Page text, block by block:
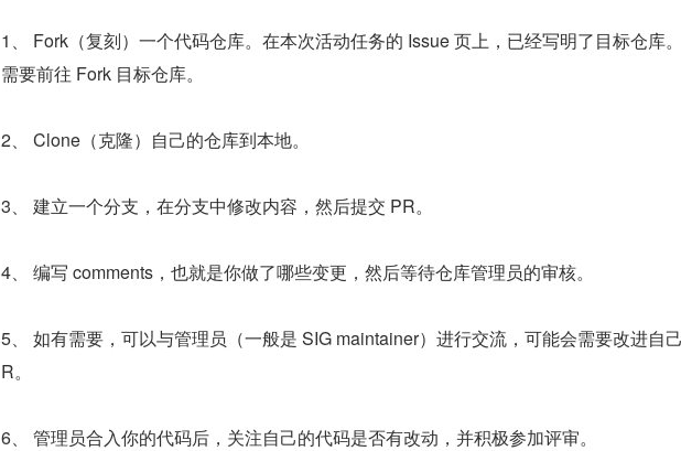
1、 Fork（复刻）一个代码仓库。在本次活动任务的 Issue 页上，已经写明了目标仓库
需要前往 Fork 目标仓库。
2、 Clone（克隆）自己的仓库到本地。
3、 建立一个分支，在分支中修改内容，然后提交 PR。
4、 编写 comments，也就是你做了哪些变更，然后等待仓库管理员的审核。
5、 如有需要，可以与管理员（一般是 SIG maintainer）进行交流，可能会需要改进自
R。
6、 管理员合入你的代码后，关注自己的代码是否有改动，并积极参加评审。